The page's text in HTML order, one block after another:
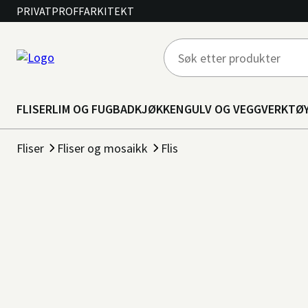
PRIVATPROFFARKITEKT
FLISERLIM OG FUGBADKJØKKENGULV OG VEGG
Fliser Fliser og mosaikk Flis